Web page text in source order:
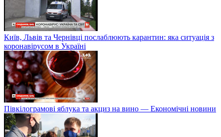
Київ, Львів та Чернівці послаблюють карантин: яка ситуація з
коронавірусом в Україні
Півкілограмові яблука та акциз на вино — Економічні новини